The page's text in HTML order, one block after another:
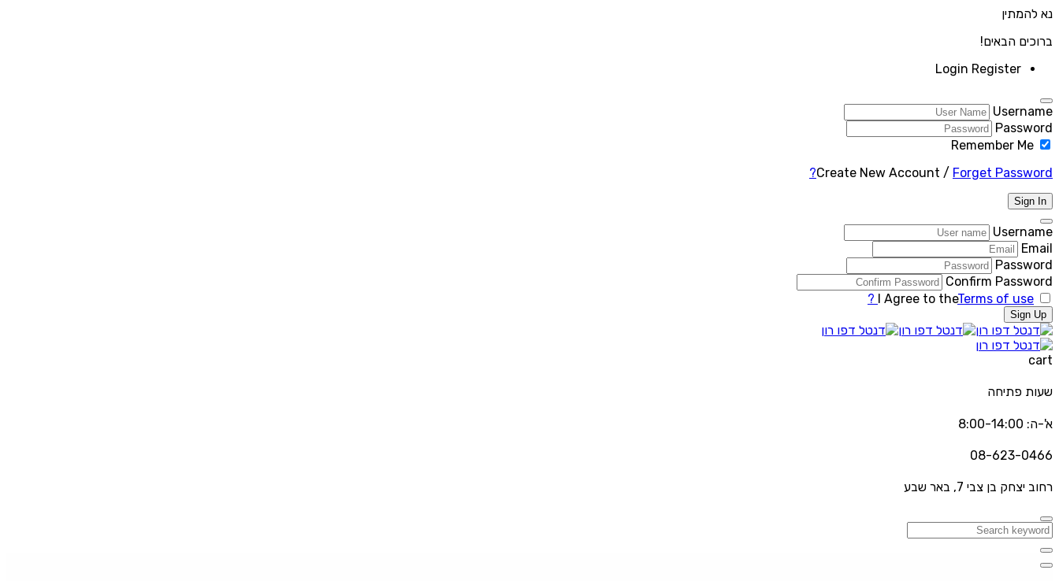
נא להמתין
ברוכים הבאים!
Login Register
Username
Password
Remember Me
Create New Account / Forget Password?
Sign In
Username
Email
Password
Confirm Password
I Agree to theTerms of use ?
Sign Up
cart
שעות פתיחה
א'-ה: 8:00-14:00
08-623-0466
רחוב יצחק בן צבי 7, באר שבע